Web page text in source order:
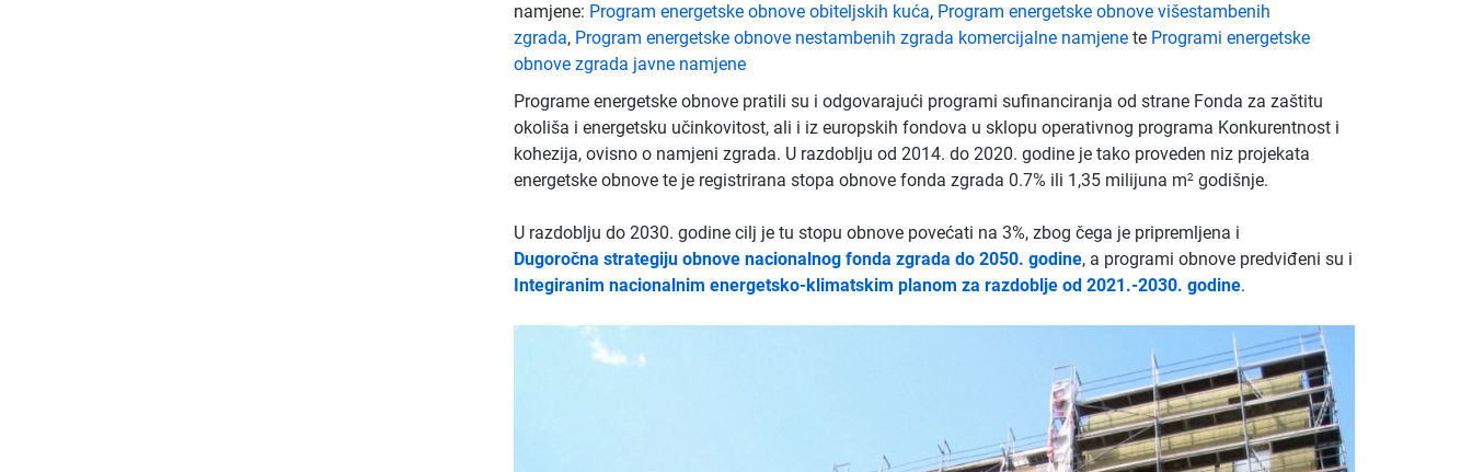
namjene: Program energetske obnove obiteljskih kuća, Program energetske obnove višestambenih
zgrada, Program energetske obnove nestambenih zgrada komercijalne namjenete Programi energetske
obnove zgrada javne namjene
Programe energetske obnove pratili su i odgovarajući programi sufinanciranja od strane Fonda za zaštitu
okoliša i energetsku učinkovitost, ali i iz europskih fondova u sklopu operativnog programa Konkurentnost i
kohezija, ovisno o namjeni zgrada. U razdoblju od 2014. do 2020. godine je tako proveden niz projekata
energetske obnove te je registrirana stopa obnove fonda zgrada 0.7% ili 1,35 milijuna m2godišnje.
U razdoblju do 2030. godine cilj je tu stopu obnove povećati na 3%, zbog čega je pripremljena i
Dugoročna strategiju obnove nacionalnog fonda zgrada do 2050. godine, a programi obnove predviđeni su i
Integiranim nacionalnim energetsko-klimatskim planom za razdoblje od 2021.-2030. godine.